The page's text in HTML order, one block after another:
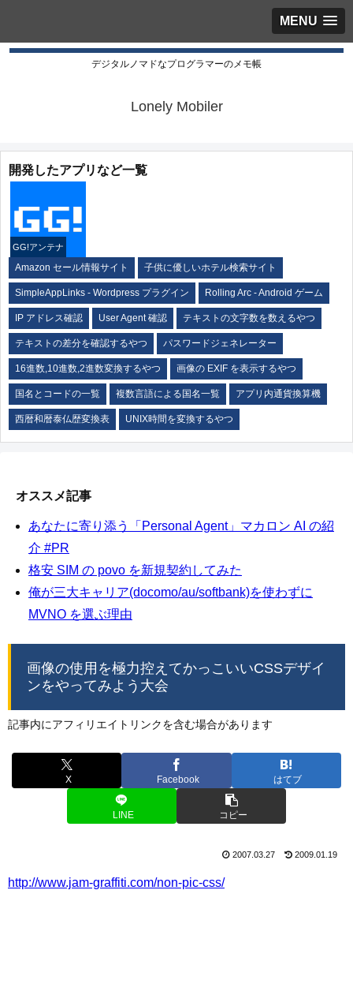
MENU
デジタルノマドなプログラマーのメモ帳
Lonely Mobiler
開発したアプリなど一覧
GG!アンテナ
Amazon セール情報サイト 子供に優しいホテル検索サイト
SimpleAppLinks - Wordpress プラグイン Rolling Arc - Android ゲーム
IP アドレス確認 User Agent 確認 テキストの文字数を数えるやつ
テキストの差分を確認するやつ パスワードジェネレーター
16進数,10進数,2進数変換するやつ 画像の EXIF を表示するやつ
国名とコードの一覧 複数言語による国名一覧 アプリ内通貨換算機
西暦和暦泰仏歴変換表 UNIX時間を変換するやつ
オススメ記事
あなたに寄り添う「Personal Agent」マカロン AI の紹
介 #PR
格安 SIM の povo を新規契約してみた
俺が三大キャリア(docomo/au/softbank)を使わずに
MVNO を選ぶ理由
画像の使用を極力控えてかっこいいCSSデザイ
ンをやってみよう大会
記事内にアフィリエイトリンクを含む場合があります
X Facebook はてブ
LINE コピー
2007.03.27 2009.01.19
http://www.jam-graffiti.com/non-pic-css/